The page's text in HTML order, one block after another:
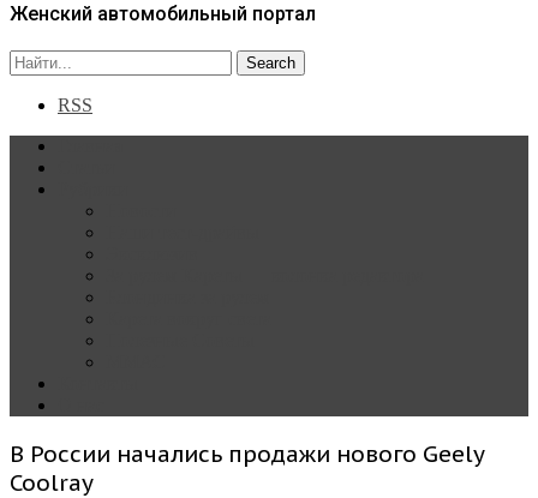
Женский автомобильный портал
RSS
В России начались продажи нового Geely
Coolray